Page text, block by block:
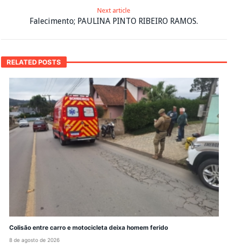
Next article
Falecimento; PAULINA PINTO RIBEIRO RAMOS.
RELATED POSTS
Colisão entre carro e motocicleta deixa homem ferido
8 de agosto de 2026